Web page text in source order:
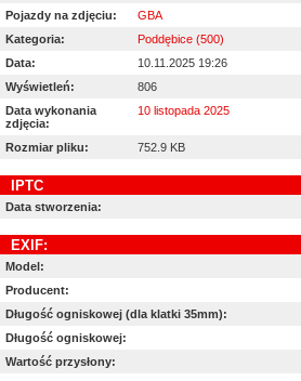
Pojazdy na zdjęciu:
GBA
Kategoria:
Poddębice (500)
Data:
10.11.2025 19:26
Wyświetleń:
806
Data wykonania
zdjęcia:
10 listopada 2025
Rozmiar pliku: 752.9 KB
IPTC
Data stworzenia:
EXIF:
Model:
Producent:
Długość ogniskowej (dla klatki 35mm):
Długość ogniskowej:
Wartość przysłony: